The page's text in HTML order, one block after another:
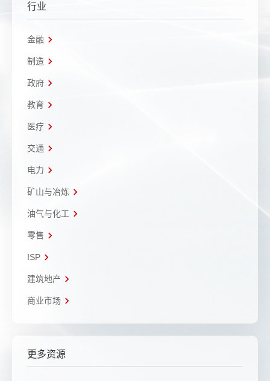
行业
金融
制造
政府
教育
医疗
交通
电力
矿山与冶炼
油气与化工
零售
ISP
建筑地产
商业市场
更多资源